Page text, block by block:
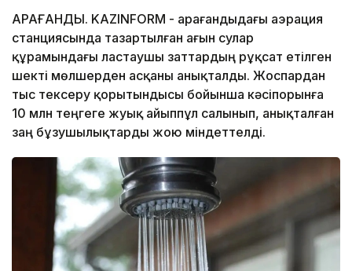
ҚАРАҒАНДЫ. KAZINFORM - Қарағандыдағы аэрация
станциясында тазартылған ағын сулар
құрамындағы ластаушы заттардың рұқсат етілген
шекті мөлшерден асқаны анықталды. Жоспардан
тыс тексеру қорытындысы бойынша кәсіпорынға
10 млн теңгеге жуық айыппұл салынып, анықталған
заң бұзушылықтарды жою міндеттелді.